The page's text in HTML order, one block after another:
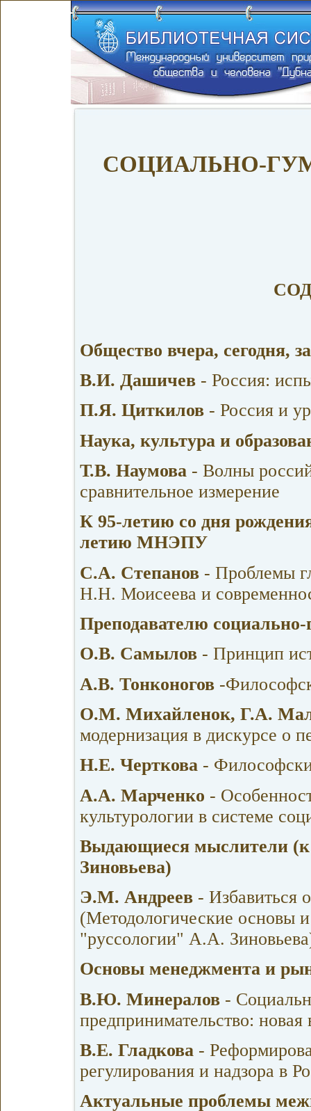
СОЦИАЛЬНО-
Общество вчера, сегодня,
В.И. Дашичев - Россия:
П.Я. Циткилов - Россия и
Наука, культура и
Т.В. Наумова - Волны
сравнительное измерение
К 95-летию со дня
летию МНЭПУ
С.А. Степанов - Проблемы
Н.Н. Моисеева и
Преподавателю
О.В. Самылов - Принцип
А.В. Тонконогов -
О.М. Михайленок, Г.А.
модернизация в дискурсе о
Н.Е. Черткова -
А.А. Марченко -
культурологии в системе
Выдающиеся мыслители
Зиновьева)
Э.М. Андреев - Избавиться
(Методологические основы
"руссологии" А.А.
Основы менеджмента и
В.Ю. Минералов -
предпринимательство:
В.Е. Гладкова -
регулирования и надзора в
Актуальные проблемы